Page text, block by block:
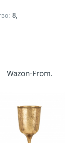
8,
Wazon-Prom.